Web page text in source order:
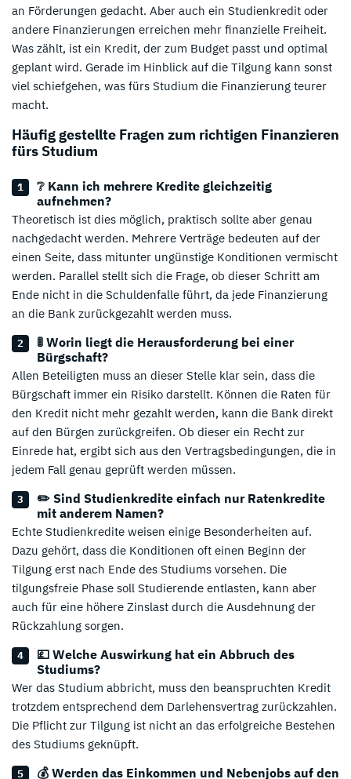
an Förderungen gedacht. Aber auch ein Studienkredit oder
andere Finanzierungen erreichen mehr finanzielle Freiheit.
Was zählt, ist ein Kredit, der zum Budget passt und optimal
geplant wird. Gerade im Hinblick auf die Tilgung kann sonst
viel schiefgehen, was fürs Studium die Finanzierung teurer
macht.
Häufig gestellte Fragen zum richtigen Finanzieren
fürs Studium
❔ Kann ich mehrere Kredite gleichzeitig
aufnehmen?
Theoretisch ist dies möglich, praktisch sollte aber genau
nachgedacht werden. Mehrere Verträge bedeuten auf der
einen Seite, dass mitunter ungünstige Konditionen vermischt
werden. Parallel stellt sich die Frage, ob dieser Schritt am
Ende nicht in die Schuldenfalle führt, da jede Finanzierung
an die Bank zurückgezahlt werden muss.
🚦 Worin liegt die Herausforderung bei einer
Bürgschaft?
Allen Beteiligten muss an dieser Stelle klar sein, dass die
Bürgschaft immer ein Risiko darstellt. Können die Raten für
den Kredit nicht mehr gezahlt werden, kann die Bank direkt
auf den Bürgen zurückgreifen. Ob dieser ein Recht zur
Einrede hat, ergibt sich aus den Vertragsbedingungen, die in
jedem Fall genau geprüft werden müssen.
✏️ Sind Studienkredite einfach nur Ratenkredite
mit anderem Namen?
Echte Studienkredite weisen einige Besonderheiten auf.
Dazu gehört, dass die Konditionen oft einen Beginn der
Tilgung erst nach Ende des Studiums vorsehen. Die
tilgungsfreie Phase soll Studierende entlasten, kann aber
auch für eine höhere Zinslast durch die Ausdehnung der
Rückzahlung sorgen.
💷 Welche Auswirkung hat ein Abbruch des
Studiums?
Wer das Studium abbricht, muss den beanspruchten Kredit
trotzdem entsprechend dem Darlehensvertrag zurückzahlen.
Die Pflicht zur Tilgung ist nicht an das erfolgreiche Bestehen
des Studiums geknüpft.
💰 Werden das Einkommen und Nebenjobs auf den